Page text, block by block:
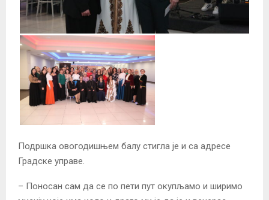
Подршка овогодишњем балу стигла је и са адресе
Градске управе.
– Поносан сам да се по пети пут окупљамо и ширимо